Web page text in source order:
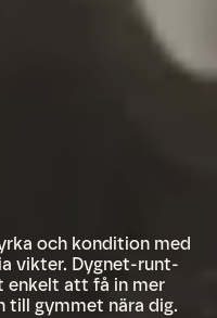
och kondition med
vikter. Dygnet-runt-
enkelt att få in mer
till gymmet nära dig.